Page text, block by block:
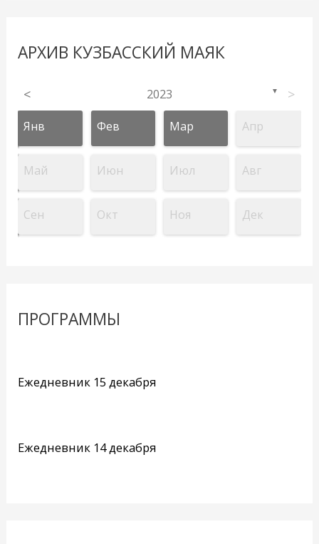
АРХИВ КУЗБАССКИЙ МАЯК
< 2023 ▼ >
Янв Фев Мар Апр
Май Июн Июл Авг
Сен Окт Ноя Дек
ПРОГРАММЫ
Ежедневник 15 декабря
Ежедневник 14 декабря